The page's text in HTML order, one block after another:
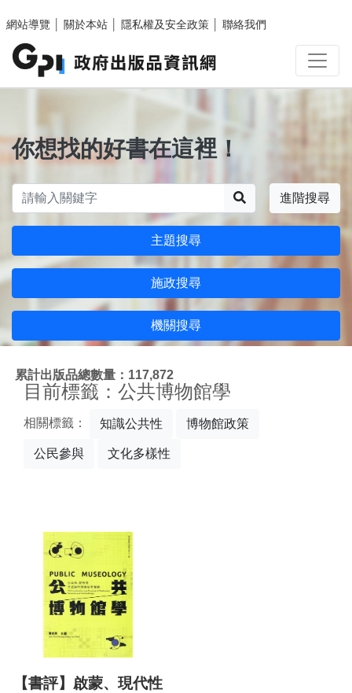
網站導覽
關於本站 隱私權及安全政策 聯絡我們
你想找的好書在這裡！
進階搜尋
主題搜尋
施政搜尋
機關搜尋
累計出版品總數量：117,872
目前標籤：公共博物館學
相關標籤： 知識公共性 博物館政策
公民參與 文化多樣性
【書評】啟蒙、現代性